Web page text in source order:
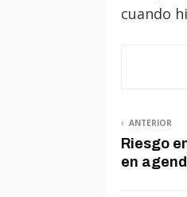
cuando
ANTERIOR
Riesgo
en